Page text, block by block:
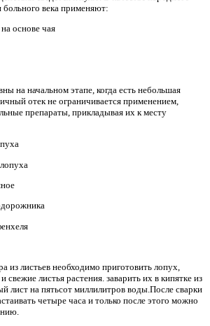
больного века применяют:
основе чая
на начальном этапе, когда есть небольшая
отек не ограничивается применением,
препараты, прикладывая их к месту
из листьев необходимо приготовить лопух,
листья растения. заварить их в кипятке из
лист на пятьсот миллилитров воды.После сварки
четыре часа и только после этого можно